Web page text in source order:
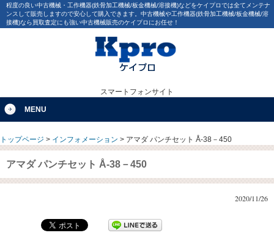
程度の良い中古機械・工作機器(鉄骨加工機械/板金機械/溶接機)などをケイプロでは全てメンテナ
ンスして販売しますので安心して購入できます。中古機械や工作機器(鉄骨加工機械/板金機械/溶
接機)なら買取査定にも強い中古機械販売のケイプロにお任せ！
スマートフォンサイト
MENU
トップページ > インフォメーション > アマダ パンチセット Å-38－450
アマダ パンチセット Å-38－450
2020/11/26